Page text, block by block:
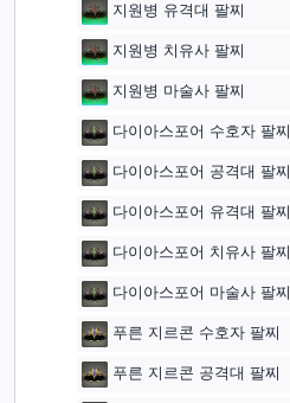
지원병 유격대 팔찌
지원병 치유사 팔찌
지원병 마술사 팔찌
다이아스포어 수호자 팔찌
다이아스포어 공격대 팔찌
다이아스포어 유격대 팔찌
다이아스포어 치유사 팔찌
다이아스포어 마술사 팔찌
푸른 지르콘 수호자 팔찌
푸른 지르콘 공격대 팔찌